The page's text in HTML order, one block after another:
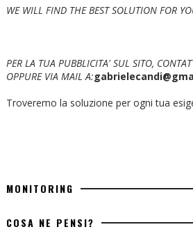
WE WILL FIND THE BEST SOLUTION FOR
PER LA TUA PUBBLICITA' SUL SITO,
OPPURE VIA MAIL A:
Troveremo la soluzione per ogni tua
MONITORING
COSA NE PENSI?